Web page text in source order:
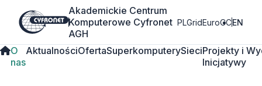
Akademickie Centrum
Komputerowe Cyfronet
AGH
PLGridEuroCCEN
O
nas
AktualnościOfertaSuperkomputerySieciProjekty i
Inicjatywy